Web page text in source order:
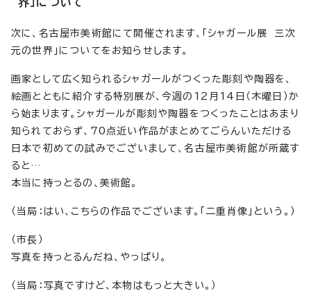
次に、名古屋市美術館にて開催されます、「シャガール展 三次
元の世界」についてをお知らせします。
画家として広く知られるシャガールがつくった彫刻や陶器を、
絵画とともに紹介する特別展が、今週の12月14日（木曜日）か
ら始まります。シャガールが彫刻や陶器をつくったことはあまり
知られておらず、70点近い作品がまとめてごらんいただける
日本で初めての試みでございまして、名古屋市美術館が所蔵す
ると…
本当に持っとるの、美術館。
（当局：はい、こちらの作品でございます。「二重肖像」という。）
（市長）
写真を持っとるんだね、やっぱり。
（当局：写真ですけど、本物はもっと大きい。）